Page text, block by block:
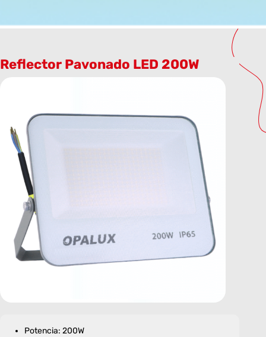
Reflector Pavonado LED 200W
Potencia: 200W